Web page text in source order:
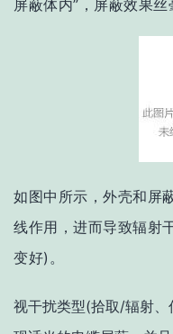
屏蔽体内”，屏蔽效果丝
如图中所示，外壳和屏
线作用，进而导致辐射
变好)。
视干扰类型(拾取/辐射